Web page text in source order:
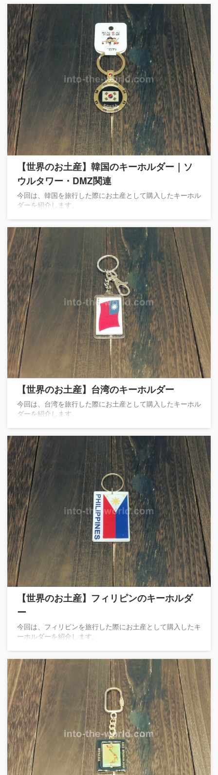
【世界のお土産】韓国のキーホルダー｜ソ
ウルタワー・DMZ関連
今回は、韓国を旅行した際にお土産として購入したキーホル
ダーを紹介します。
【世界のお土産】台湾のキーホルダー
今回は、台湾を旅行した際にお土産として購入したキーホル
ダーを紹介します。
【世界のお土産】フィリピンのキーホルダ
ー
今回は、フィリピンを旅行した際にお土産として購入したキ
ーホルダーを紹介します。